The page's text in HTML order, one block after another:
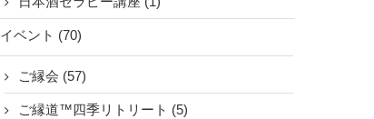
イベント (70)
ご縁会 (57)
ご縁道™四季リトリート (5)